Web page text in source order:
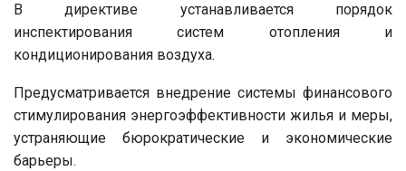
В директиве устанавливается порядок
инспектирования систем отопления и
кондиционирования воздуха.
Предусматривается внедрение системы финансового
стимулирования энергоэффективности жилья и меры,
устраняющие бюрократические и экономические
барьеры.